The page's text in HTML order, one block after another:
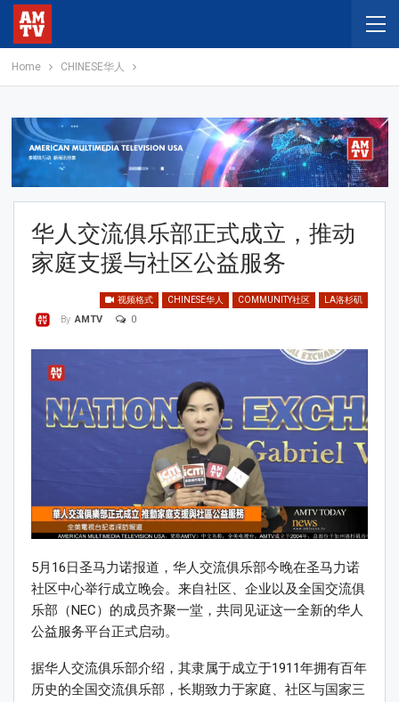
Home CHINESE华人
华人交流俱乐部正式成立，推动
家庭支援与社区公益服务
视频格式 CHINESE华人 COMMUNITY社区 LA洛杉矶
By AMTV 0
5月16日圣马力诺报道，华人交流俱乐部今晚在圣马力诺
社区中心举行成立晚会。来自社区、企业以及全国交流俱
乐部（NEC）的成员齐聚一堂，共同见证这一全新的华人
公益服务平台正式启动。
据华人交流俱乐部介绍，其隶属于成立于1911年拥有百年
历史的全国交流俱乐部，长期致力于家庭、社区与国家三